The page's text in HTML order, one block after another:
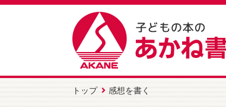
トップ 感想を書く